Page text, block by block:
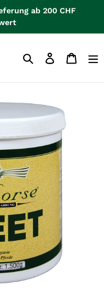
ab 200 CHF
Einloggen